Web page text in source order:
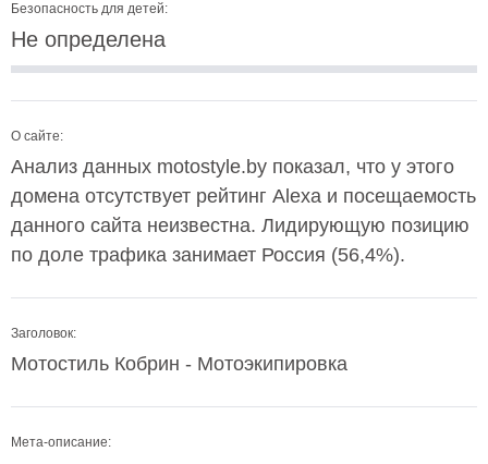
Безопасность для детей:
Не определена
О сайте:
Анализ данных motostyle.by показал, что у этого
домена отсутствует рейтинг Alexa и посещаемость
данного сайта неизвестна. Лидирующую позицию
по доле трафика занимает Россия (56,4%).
Заголовок:
Мотостиль Кобрин - Мотоэкипировка
Мета-описание: